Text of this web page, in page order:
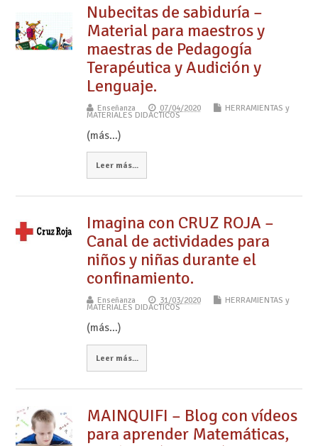
Nubecitas de sabiduría –
Material para maestros y
maestras de Pedagogía
Terapéutica y Audición y
Lenguaje.
Enseñanza 07/04/2020 HERRAMIENTAS y
MATERIALES DIDÁCTICOS
(más…)
Leer más...
Imagina con CRUZ ROJA –
Canal de actividades para
niños y niñas durante el
confinamiento.
Enseñanza 31/03/2020 HERRAMIENTAS y
MATERIALES DIDÁCTICOS
(más…)
Leer más...
MAINQUIFI – Blog con vídeos
para aprender Matemáticas,